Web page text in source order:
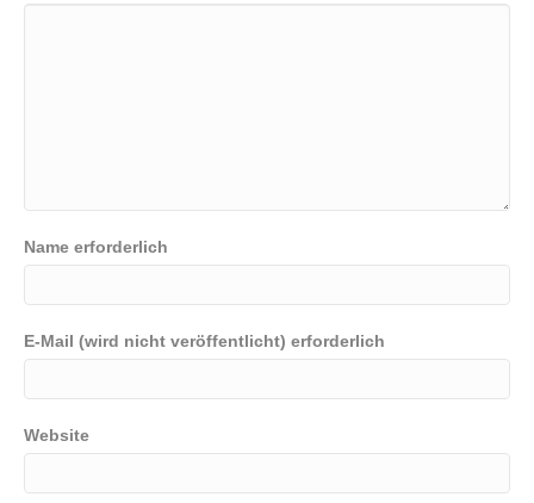
Name erforderlich
E-Mail (wird nicht veröffentlicht) erforderlich
Website